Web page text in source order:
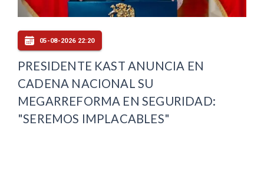
05-08-2026 22:20
PRESIDENTE KAST ANUNCIA EN
CADENA NACIONAL SU
MEGARREFORMA EN SEGURIDAD:
"SEREMOS IMPLACABLES"